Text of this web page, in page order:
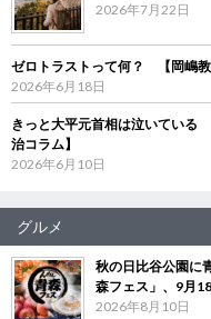
2026年7月22日
ゼロトラストって何？ 【岡嶋教
2026年6月18日
きっと大平元首相は泣いている
治コラム】
2026年6月10日
グルメ
秋の日比谷公園
森フェス」、9月
2026年8月10日